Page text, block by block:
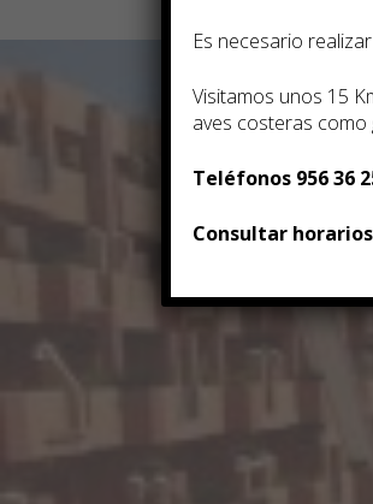
Es necesario
Visitamos unos 15
aves costeras
Teléfonos 956 36
Consultar